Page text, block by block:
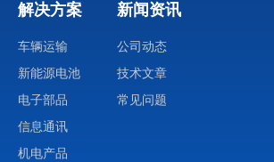
解决方案
车辆运输
新能源电池
电子部品
信息通讯
机电产品
新闻资讯
公司动态
技术文章
常见问题